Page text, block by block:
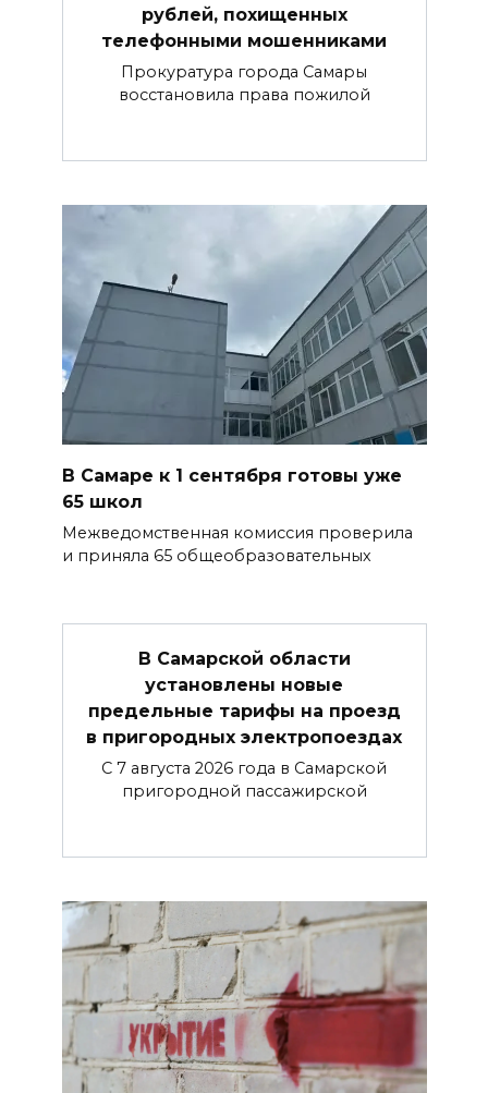
рублей, похищенных
телефонными мошенниками
Прокуратура города Самары
восстановила права пожилой
В Самаре к 1 сентября готовы уже
65 школ
Межведомственная комиссия проверила
и приняла 65 общеобразовательных
В Самарской области
установлены новые
предельные тарифы на проезд
в пригородных электропоездах
С 7 августа 2026 года в Самарской
пригородной пассажирской